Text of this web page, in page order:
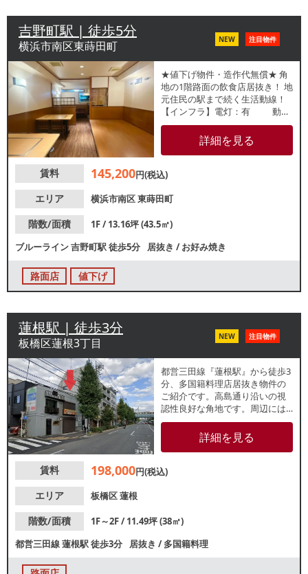
吉野町駅 | 徒歩5分
横浜市南区東蒔田町 NEW 注目物件
★値下げ物件・造作代無償★ 角
地の1階路面の飲食店居抜き！ 地
元住民の駅まで続く生活動線！
【インフラ】電灯：有 動
力：有 ガス：6号メーター
水道：13mm 【厨房排気】
有 /台所換気扇 【空調】無 【グ
席 【トイレ】有 /洋式 【閉店
年 【営業時間制限】24時ま
演奏 【引渡状態】居抜き 【間
記載の店舗情報は正確性を保証
するものではございません。
詳細を見る
賃料 145,200円(税込)
エリア
横浜市南区東蒔田町
階数/面積
1F / 13.16坪 (43.5㎡)
ブルーライン吉野町駅徒歩5分 居抜き /お好み焼き
路面店 値下げ
蓮根駅 | 徒歩3分
板橋区蓮根3丁目 NEW 注目物件
都営三田線『蓮根駅』から徒歩3
分、多国籍料理店居抜き物件の
ご紹介です。高島通り沿いの視
認性良好な角地です。周辺には
飲食店やスーパーマーケットが
点在し、地域住民の日常的な往
来が活発なエリアです 。通勤・
し、地域に根差した営業をお考
詳細を見る
賃料 198,000円(税込)
エリア
板橋区蓮根
階数/面積
1F～2F / 11.49坪 (38㎡)
都営三田線蓮根駅徒歩3分 居抜き /多国籍料理